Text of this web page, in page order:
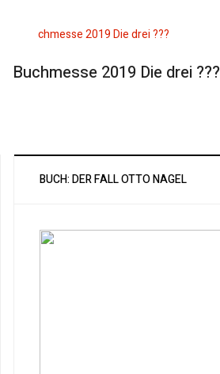
Buchmesse 2019 Die drei ???
BUCH: DER FALL OTTO NAGEL